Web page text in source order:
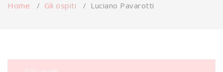
Home / Gli ospiti / Luciano Pavarotti